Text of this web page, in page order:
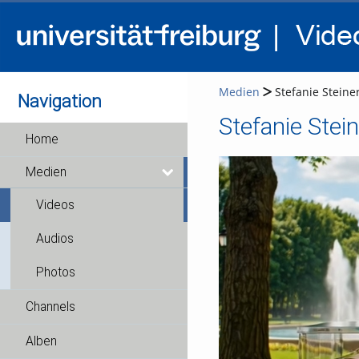
Navigation
Home
Medien
Videos
Audios
Photos
Channels
Alben
Medien Stefanie
Stefanie